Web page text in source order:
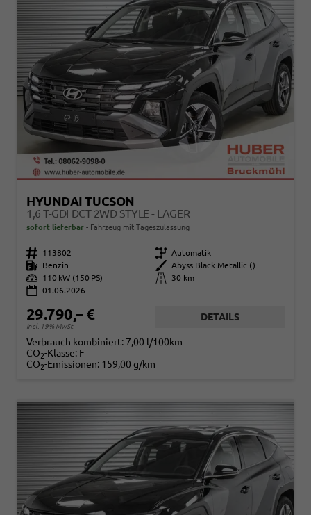
HYUNDAI TUCSON
1,6 T-GDI DCT 2WD STYLE - LAGER
sofort lieferbar Fahrzeug mit Tageszulassung
Fahrzeugnr. 113802 Getriebe Automatik
Kraftstoff
Benzin Außenfarbe
Abyss Black Metallic ()
Leistung
110 kW (150 PS) Kilometerstand
30 km
01.06.2026
29.790,– €
incl. 19% MwSt.
DETAILS
Verbrauch kombiniert: 7,00 l/100km
CO2-Klasse: F
CO2-Emissionen: 159,00 g/km